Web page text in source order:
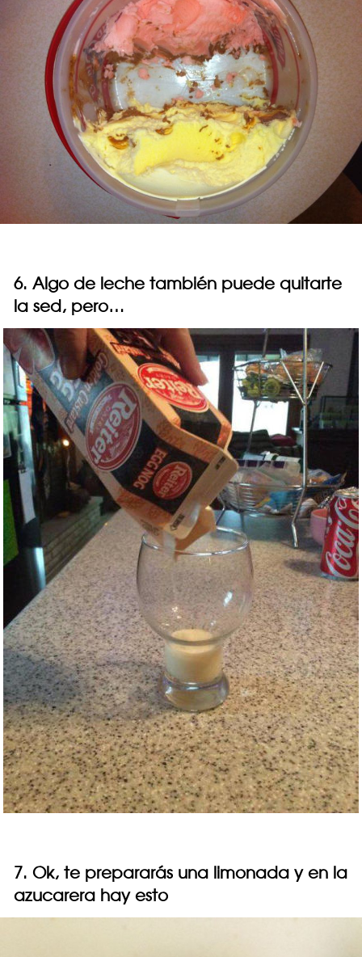
6. Algo de leche también puede quitarte
la sed, pero…
7. Ok, te prepararás una limonada y en la
azucarera hay esto